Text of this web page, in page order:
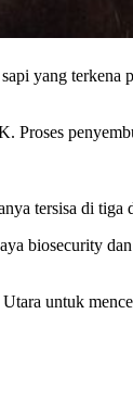
yang
tersisa di
biosecurity
untuk